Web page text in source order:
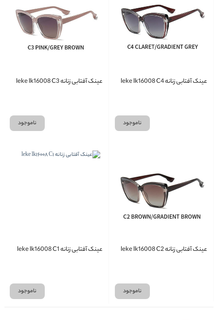
عینک آفتابی زنانه leke lk16008 C4
ناموجود
عینک آفتابی زنانه leke lk16008 C3
ناموجود
عینک آفتابی زنانه leke lk16008 C2
ناموجود
عینک آفتابی زنانه leke lk16008 C1
ناموجود